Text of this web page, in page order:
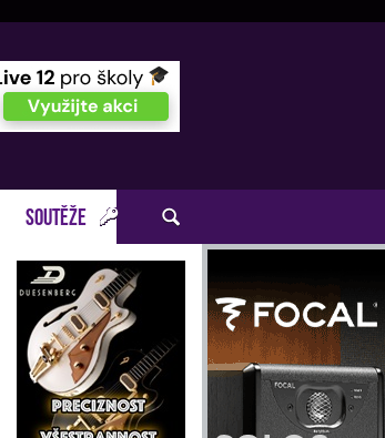
SOUTĚŽE